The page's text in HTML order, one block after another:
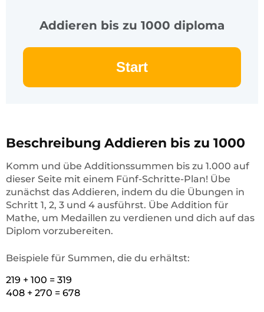
Addieren bis zu 1000 diploma
Start
Beschreibung Addieren bis zu 1000
Komm und übe Additionssummen bis zu 1.000 auf
dieser Seite mit einem Fünf-Schritte-Plan! Übe
zunächst das Addieren, indem du die Übungen in
Schritt 1, 2, 3 und 4 ausführst. Übe Addition für
Mathe, um Medaillen zu verdienen und dich auf das
Diplom vorzubereiten.
Beispiele für Summen, die du erhältst:
219 + 100 = 319
408 + 270 = 678